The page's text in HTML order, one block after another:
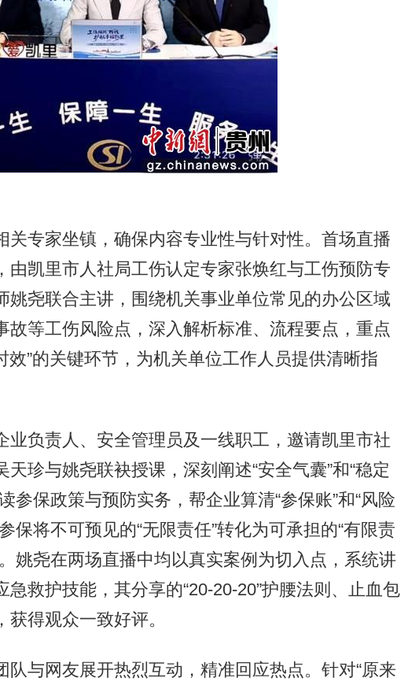
专家坐镇，确保内容专业性与针对性。首场直播
由凯里市人社局工伤认定专家张焕红与工伤预防专
姚尧联合主讲，围绕机关事业单位常见的办公区域
故等工伤风险点，深入解析标准、流程要点，重点
效”的关键环节，为机关单位工作人员提供清晰指
负责人、安全管理员及一线职工，邀请凯里市社
珍与姚尧联袂授课，深刻阐述“安全气囊”和“稳定
参保政策与预防实务，帮企业算清“参保账”和“风险
保将不可预见的“无限责任”转化为可承担的“有限责
姚尧在两场直播中均以真实案例为切入点，系统讲
救护技能，其分享的“20-20-20”护腰法则、止血包
得观众一致好评。
与网友展开热烈互动，精准回应热点。针对“原来